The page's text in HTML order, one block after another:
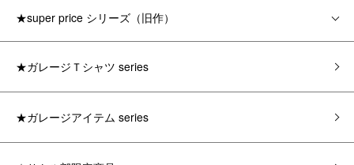
★super price シリーズ（旧作）
★ガレージＴシャツ series
★ガレージアイテム series